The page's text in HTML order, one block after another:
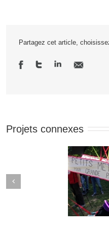
Partagez cet article,
Projets connexes